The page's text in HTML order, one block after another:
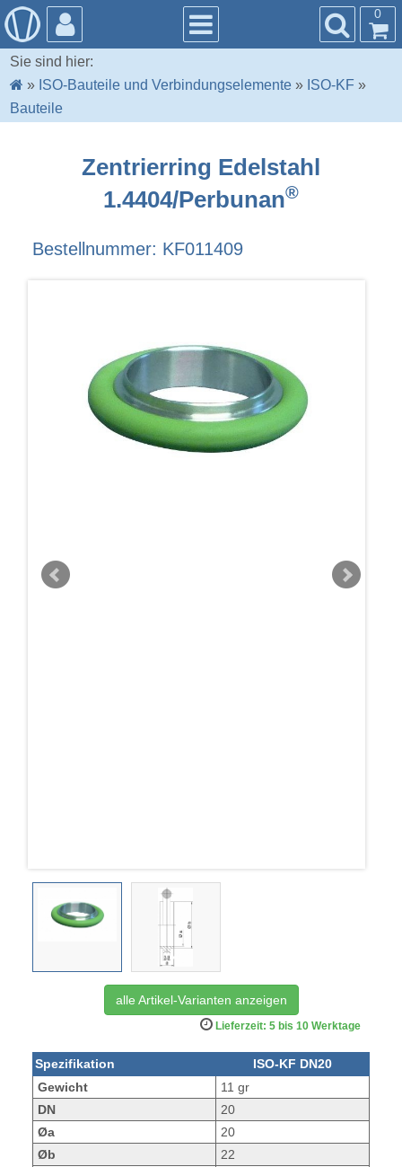
0
Sie sind hier:
» ISO-Bauteile und Verbindungselemente » ISO-KF »
Bauteile
Zentrierring Edelstahl
1.4404/Perbunan®
Bestellnummer: KF011409
alle Artikel-Varianten anzeigen
Lieferzeit: 5 bis 10 Werktage
Spezifikation
ISO-KF DN20
Gewicht
11 gr
DN
20
Øa
20
Øb
22